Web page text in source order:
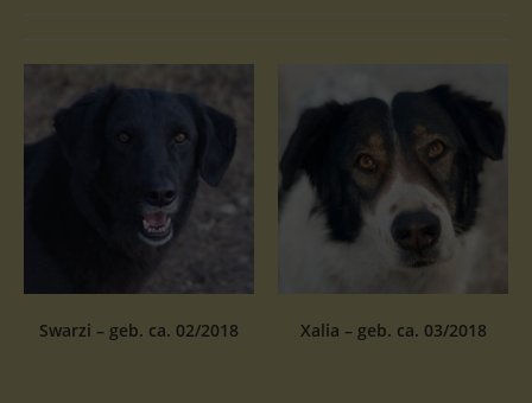
Swarzi – geb. ca. 02/2018 Xalia – geb. ca. 03/2018